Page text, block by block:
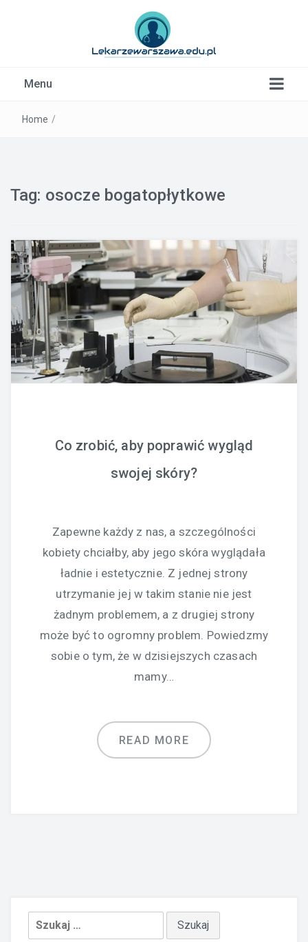
Menu
Home /
Tag: osocze bogatopłytkowe
Co zrobić, aby poprawić wygląd
swojej skóry?
Zapewne każdy z nas, a szczególności
kobiety chciałby, aby jego skóra wyglądała
ładnie i estetycznie. Z jednej strony
utrzymanie jej w takim stanie nie jest
żadnym problemem, a z drugiej strony
może być to ogromny problem. Powiedzmy
sobie o tym, że w dzisiejszych czasach
mamy…
READ MORE
Szukaj: